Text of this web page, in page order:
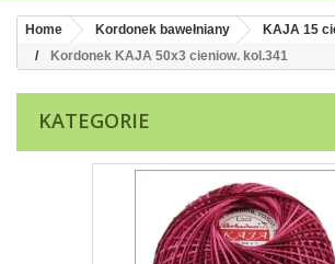
Home Kordonek bawełniany
KAJA 15
Kordonek KAJA 50x3 cieniow. kol.341
KATEGORIE